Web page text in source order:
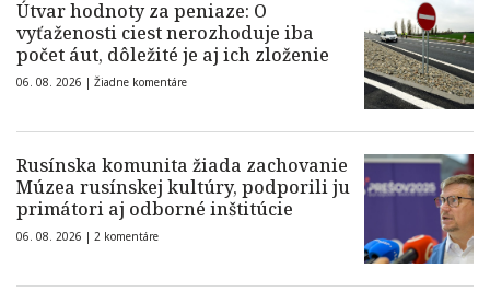
Útvar hodnoty za peniaze: O
vyťaženosti ciest nerozhoduje iba
počet áut, dôležité je aj ich zloženie
06. 08. 2026 | Žiadne komentáre
Rusínska komunita žiada zachovanie
Múzea rusínskej kultúry, podporili ju
primátori aj odborné inštitúcie
06. 08. 2026 | 2 komentáre